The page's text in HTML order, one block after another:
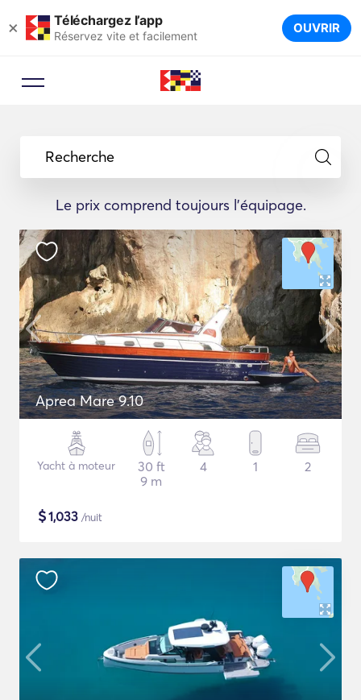
× Téléchargez l’app
Réservez vite et facilement OUVRIR
Recherche
Le prix comprend toujours l'équipage.
Aprea Mare 9.10
Yacht à moteur
30 ft
9 m
4 1 2
$1,033 /nuit